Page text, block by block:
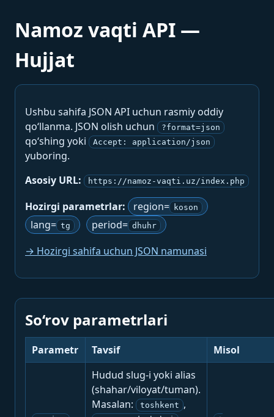
Namoz vaqti API —
Hujjat
Ushbu sahifa JSON API uchun rasmiy oddiy
qo‘llanma. JSON olish uchun
?format=json
qo‘shing yoki Accept: application/json
yuboring.
Asosiy URL:
https://namoz-vaqti.uz/index.php
Hozirgi parametrlar: region= koson
lang= tg period= dhuhr
→ Hozirgi sahifa uchun JSON namunasi
So‘rov parametrlari
Parametr Tavsif Misol
Hudud slug-i yoki alias
(shahar/viloyat/tuman).
Masalan:
toshkent ,